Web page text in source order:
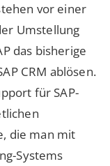
vor einer
Umstellung
das bisherige
CRM ablösen.
für SAP-
die man mit
Systems